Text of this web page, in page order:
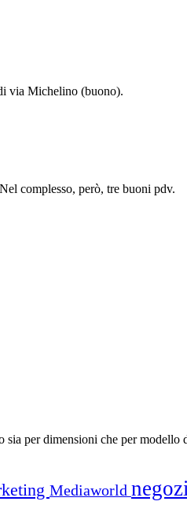
via Michelino (buono).
complesso, però, tre buoni pdv.
per dimensioni che per modello
Mediaworld